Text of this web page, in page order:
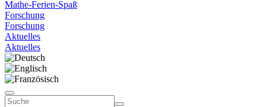
Mathe-Ferien-Spaß
Forschung
Forschung
Aktuelles
Aktuelles